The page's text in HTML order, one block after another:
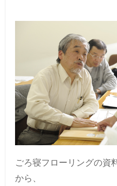
ごろ寝フローリングの資
から、